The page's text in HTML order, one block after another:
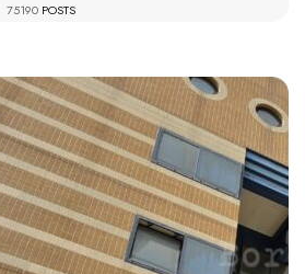
75190 POSTS